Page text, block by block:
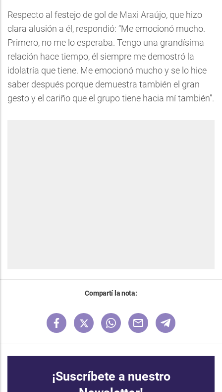
Respecto al festejo de gol de Maxi Araújo, que hizo
clara alusión a él, respondió: “Me emocionó mucho.
Primero, no me lo esperaba. Tengo una grandísima
relación hace tiempo, él siempre me demostró la
idolatría que tiene. Me emocionó mucho y se lo hice
saber después porque demuestra también el gran
gesto y el cariño que el grupo tiene hacia mí también”.
Compartí la nota:
¡Suscríbete a nuestro